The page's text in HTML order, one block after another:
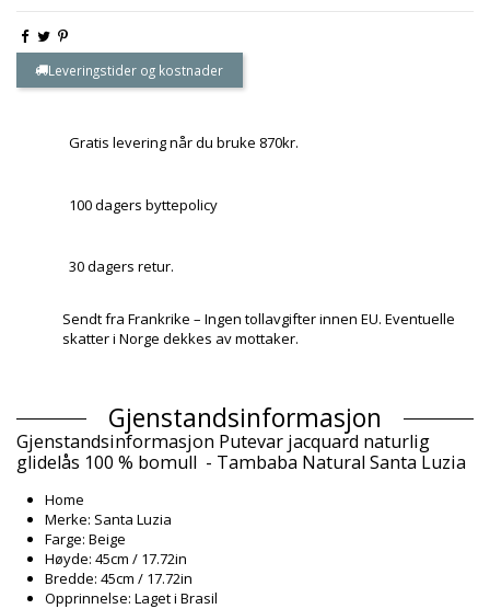
Leveringstider og kostnader
Gratis levering når du bruke 870kr.
100 dagers byttepolicy
30 dagers retur.
Sendt fra Frankrike – Ingen tollavgifter innen EU. Eventuelle
skatter i Norge dekkes av mottaker.
Gjenstandsinformasjon
Gjenstandsinformasjon Putevar jacquard naturlig
glidelås 100 % bomull - Tambaba Natural Santa Luzia
Home
Merke: Santa Luzia
Farge: Beige
Høyde: 45cm / 17.72in
Bredde: 45cm / 17.72in
Opprinnelse: Laget i Brasil